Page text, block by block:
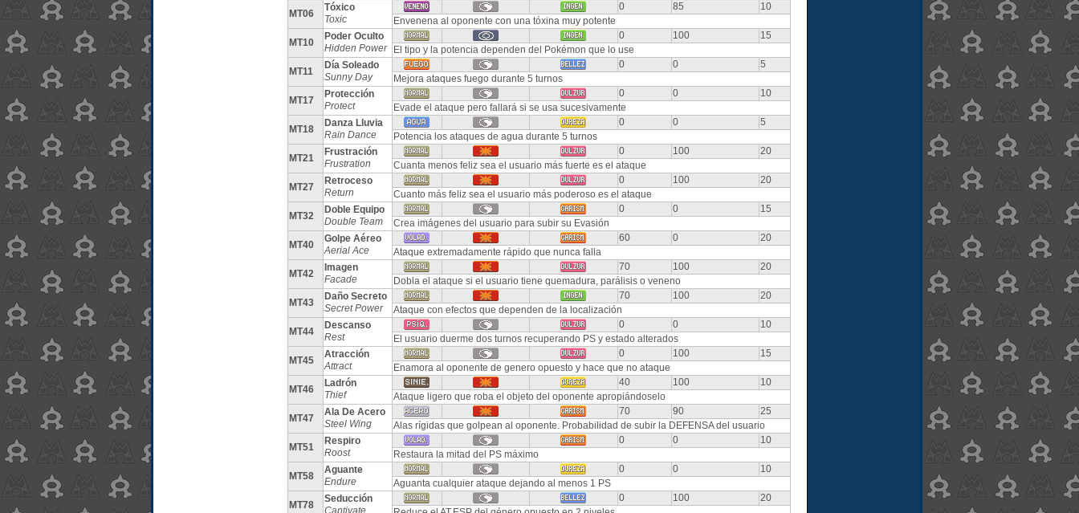
MT06
Tóxico
Toxic
0 85
10
Envenena al oponente con una tóxina muy potente
MT10
Poder Oculto
Hidden Power
0 100
15
El tipo y la potencia dependen del Pokémon que lo use
MT11
Día Soleado
Sunny Day
0 0
5
Mejora ataques fuego durante 5 turnos
MT17
Protección
Protect
0 0
10
Evade el ataque pero fallará si se usa sucesivamente
MT18
Danza Lluvia
Rain Dance
0 0
5
Potencia los ataques de agua durante 5 turnos
MT21
Frustración
Frustration
0 100
20
Cuanta menos feliz sea el usuario más fuerte es el ataque
MT27
Retroceso
Return
0 100
20
Cuanto más feliz sea el usuario más poderoso es el ataque
MT32
Doble Equipo
Double Team
0 0
15
Crea imágenes del usuario para subir su Evasión
MT40
Golpe Aéreo
Aerial Ace
60 0
20
Ataque extremadamente rápido que nunca falla
MT42
Imagen
Facade
70 100
20
Dobla el ataque si el usuario tiene quemadura, parálisis o veneno
MT43
Daño Secreto
Secret Power
70 100
20
Ataque con efectos que dependen de la localización
MT44
Descanso
Rest
0 0
10
El usuario duerme dos turnos recuperando PS y estado alterados
MT45
Atracción
Attract
0 100
15
Enamora al oponente de genero opuesto y hace que no ataque
MT46
Ladrón
Thief
40 100
10
Ataque ligero que roba el objeto del oponente apropiándoselo
MT47
Ala De Acero
Steel Wing
70 90
25
Alas rígidas que golpean al oponente. Probabilidad de subir la DEFENSA del usuario
MT51
Respiro
Roost
0 0
10
Restaura la mitad del PS máximo
MT58
Aguante
Endure
0 0
10
Aguanta cualquier ataque dejando al menos 1 PS
MT78
Seducción
Captivate
0 100
20